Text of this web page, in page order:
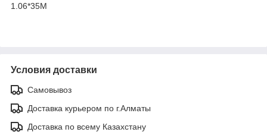
1.06*35M
Условия доставки
Самовывоз
Доставка курьером по г.Алматы
Доставка по всему Казахстану